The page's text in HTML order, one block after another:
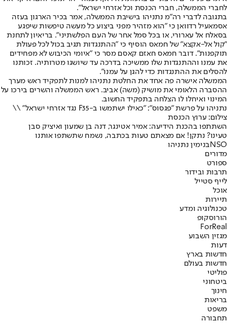
לחברי הממשלה, חברי הכנסת וכל אזרחי ישראל".
בתגובה לדברי רה"מ נתניהו בישיבת הממשלה, אמר בכיר הארגון בעזה
אסמאעיל רדוואן כי "הוא מזהיר מפני ביצוע כל מעשה טיפשות שיפגע
בסאלח אל עארורי, או בכל סמל אחר של העם הפלשתיני". בריאיון לתחנת
"קול אל-אקצא" של חמאס הוסיף כי "ההתנגדות תגיב בכול לכל פעולת
תוקפנות". דובר חמאס חאזם קאסם מסר כי "איומי הכיבוש לא מפחידים
את עמנו וההתנגדות שלו ממשיכה בדרכה עד שיושגו מטרותיה. זכותנו
להסלים את ההתנגדות כדי להגן על עמנו".
הממשלה אישרה פה אחד את החלטת נתניהו למנות לתפקיד ראש מערך
ההסברה הלאומי את מושיק (משה) אביב. ראש הממשלה והשרים בירכו על
המינוי ואיחלו לו הצלחה בתפקיד החשוב.
נתניהו על פרשת "פגסוס": "כאילו ישתמשו ב-F35 נגד אזרחי ישראל" \\
צילום: ערוץ הכנסת
השתתפו בהכנת הידיעה: אמיר אטינגר, דנה בן שמעון ואיציק סבן
טעינו? נתקן! אם מצאתם טעות בכתבה, נשמח שתשתפו אותנו
NSOבנימין נתניהו
מדורים
ספורט
תרבות ובידור
לייף סטייל
אוכל
תיירות
טכנולוגיה ומדע
הורוסקופ
ForReal
מגזין השבוע
דעות
חדשות בארץ
חדשות בעולם
פוליטי
ביטחוני
חינוך
בריאות
משפט
תחבורה